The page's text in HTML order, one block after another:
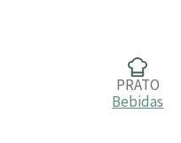
PRATO
Bebidas